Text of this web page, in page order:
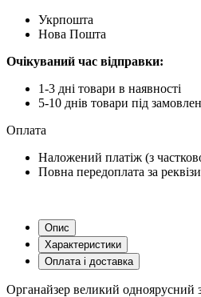
Укрпошта
Нова Пошта
Очікуваний час відправки:
1-3 дні товари в наявності
5-10 днів товари під
Оплата
Наложений платіж (з
Повна передоплата за
Опис
Характеристики
Оплата і доставка
Органайзер великий